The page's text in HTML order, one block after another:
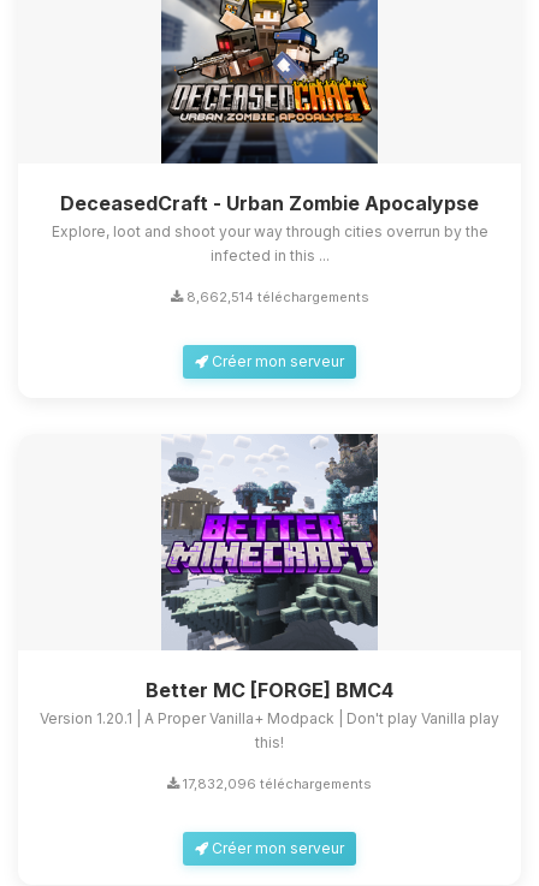
DeceasedCraft - Urban Zombie Apocalypse
Explore, loot and shoot your way through cities overrun by the
infected in this ...
8,662,514 téléchargements
Créer mon serveur
Better MC [FORGE] BMC4
Version 1.20.1 | A Proper Vanilla+ Modpack | Don't play Vanilla play
this!
17,832,096 téléchargements
Créer mon serveur